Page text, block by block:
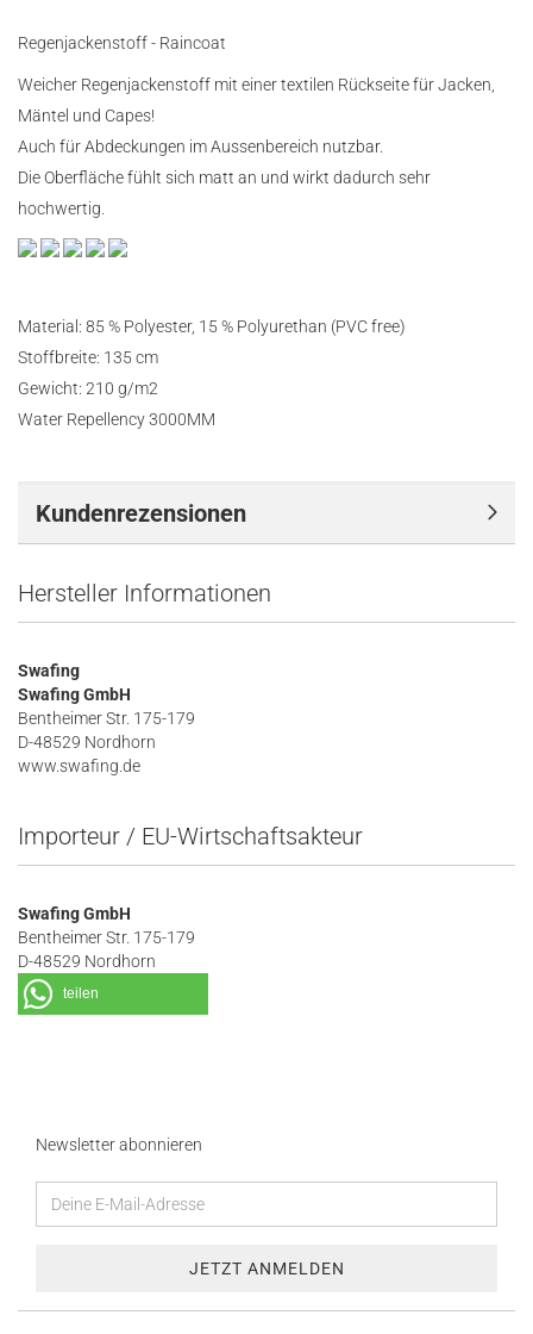
Regenjackenstoff - Raincoat
Weicher Regenjackenstoff mit einer textilen Rückseite für Jacken,
Mäntel und Capes!
Auch für Abdeckungen im Aussenbereich nutzbar.
Die Oberfläche fühlt sich matt an und wirkt dadurch sehr
hochwertig.
Material: 85 % Polyester, 15 % Polyurethan (PVC free)
Stoffbreite: 135 cm
Gewicht: 210 g/m2
Water Repellency 3000MM
Kundenrezensionen
Hersteller Informationen
Swafing
Swafing GmbH
Bentheimer Str. 175-179
D-48529 Nordhorn
www.swafing.de
Importeur / EU-Wirtschaftsakteur
Swafing GmbH
Bentheimer Str. 175-179
D-48529 Nordhorn
teilen
Newsletter abonnieren